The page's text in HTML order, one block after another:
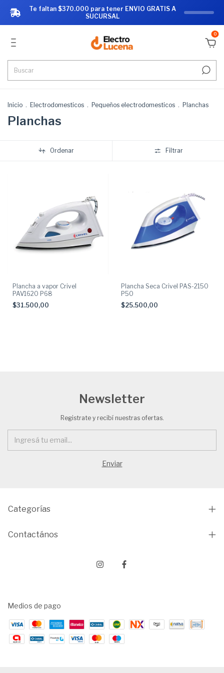
0
Inicio . Electrodomesticos . Pequeños electrodomesticos . Planchas
Planchas
Ordenar Filtrar
Plancha a vapor Crivel
PAV1620 P68
$31.500,00
Plancha Seca Crivel PAS-2150
P50
$25.500,00
Newsletter
Registrate y recibí nuestras ofertas.
Categorías
Contactános
Medios de pago
Te faltan $370.000 para tener ENVIO GRATIS A
SUCURSAL